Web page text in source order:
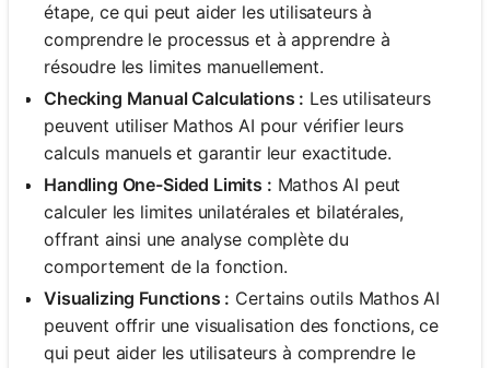
étape, ce qui peut aider les utilisateurs à
comprendre le processus et à apprendre à
résoudre les limites manuellement.
Checking Manual Calculations : Les utilisateurs
peuvent utiliser Mathos AI pour vérifier leurs
calculs manuels et garantir leur exactitude.
Handling One-Sided Limits : Mathos AI peut
calculer les limites unilatérales et bilatérales,
offrant ainsi une analyse complète du
comportement de la fonction.
Visualizing Functions : Certains outils Mathos AI
peuvent offrir une visualisation des fonctions, ce
qui peut aider les utilisateurs à comprendre le